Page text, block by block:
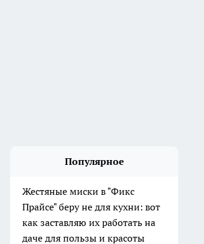
Популярное
Жестяные миски в "Фикс
Прайсе" беру не для кухни: вот
как заставляю их работать на
даче для пользы и красоты